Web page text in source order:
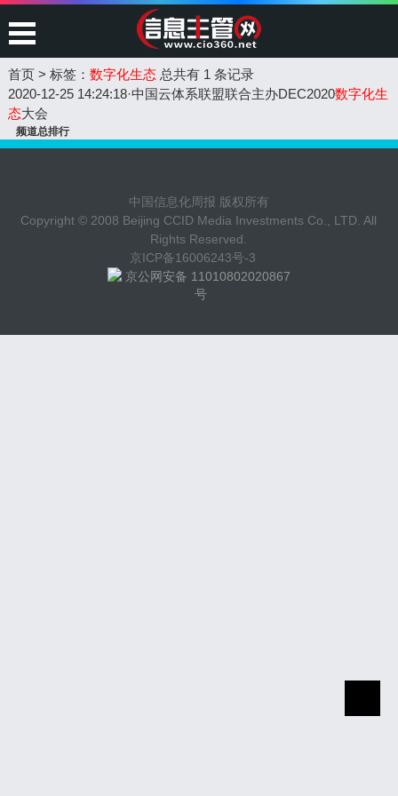
首页> 标签： 数字化生态总共有 1 条记录
2020-12-25 14:24:18·中国云体系联盟联合主办DEC2020数字化生
态大会
频道总排行
中国信息化周报 版权所有
Copyright © 2008 Beijing CCID Media Investments Co., LTD. All
Rights Reserved.
京ICP备16006243号-3
京公网安备 11010802020867
号